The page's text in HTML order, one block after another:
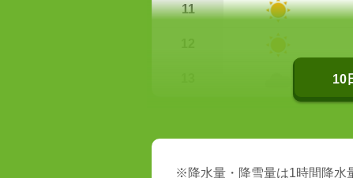
11
10
※降水量・降雪量は1時間降水